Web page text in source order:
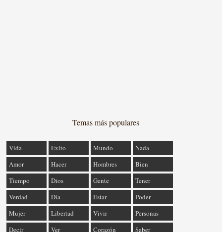
Temas más populares
Vida Éxito Mundo
Nada
Amor
Hacer Hombres
Bien
Tiempo
Dios Gente
Tener
Verdad
Día Estar
Poder
Mujer
Libertad Vivir
Personas
Decir
Ver Corazón Saber